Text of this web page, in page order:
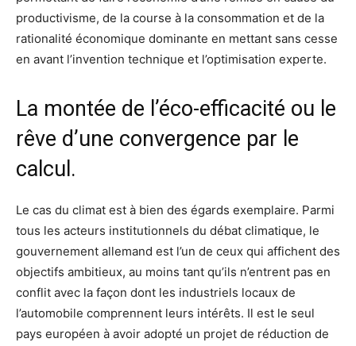
productivisme, de la course à la consommation et de la
rationalité économique dominante en mettant sans cesse
en avant l’invention technique et l’optimisation experte.
La montée de l’éco-efficacité ou le
rêve d’une convergence par le
calcul.
Le cas du climat est à bien des égards exemplaire. Parmi
tous les acteurs institutionnels du débat climatique, le
gouvernement allemand est l’un de ceux qui affichent des
objectifs ambitieux, au moins tant qu’ils n’entrent pas en
conflit avec la façon dont les industriels locaux de
l’automobile comprennent leurs intérêts. Il est le seul
pays européen à avoir adopté un projet de réduction de